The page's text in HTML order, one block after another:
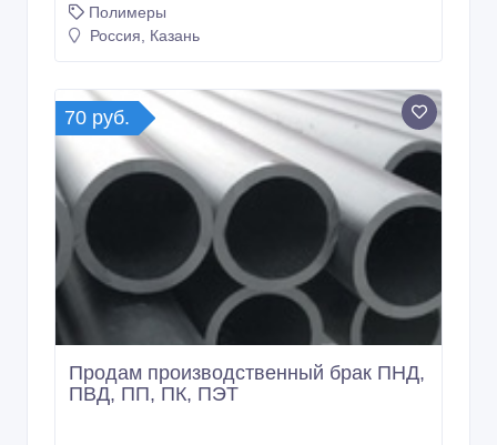
Полимеры
Россия, Казань
70 руб.
Продам производственный брак ПНД,
ПВД, ПП, ПК, ПЭТ